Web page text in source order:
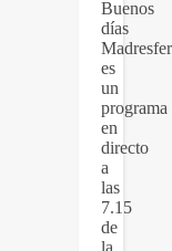
Buenos
días
es
un
programa
en
directo
a
las
7.15
de
la